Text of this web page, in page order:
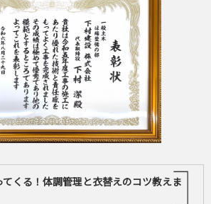
くる！体調管理と衣替えのコツ教えま